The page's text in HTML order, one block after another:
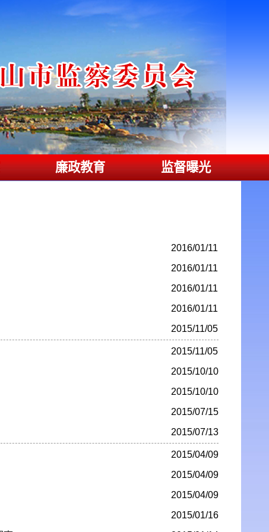
廉政教育 监督曝光
2016/01/11
2016/01/11
2016/01/11
2016/01/11
2015/11/05
2015/11/05
2015/10/10
2015/10/10
2015/07/15
2015/07/13
2015/04/09
2015/04/09
2015/04/09
2015/01/16